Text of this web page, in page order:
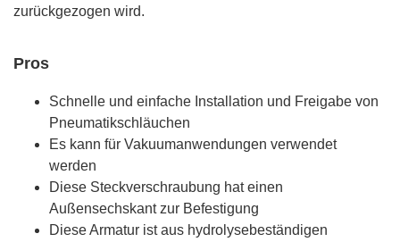
zurückgezogen wird.
Pros
Schnelle und einfache Installation und Freigabe von
Pneumatikschläuchen
Es kann für Vakuumanwendungen verwendet
werden
Diese Steckverschraubung hat einen
Außensechskant zur Befestigung
Diese Armatur ist aus hydrolysebeständigen